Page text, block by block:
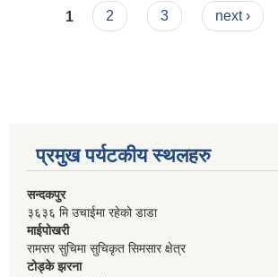
परिचालन तथा व्यवस्थापन सम्बन्धि
Pages
1 2 3 next ›
प्रमुख पर्यटकीय स्थलहरु
सन्दकपुर
३६३६ मि उचाईमा रहेको डाडा
माईपोखरी
रामसर सुचिमा सुचिकृत सिमसार क्षेत्र
टोड्के झरना